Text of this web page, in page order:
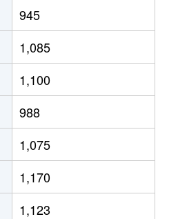
945
1,085
1,100
988
1,075
1,170
1,123